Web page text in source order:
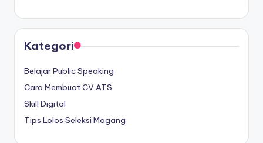
Kategori
Belajar Public Speaking
Cara Membuat CV ATS
Skill Digital
Tips Lolos Seleksi Magang